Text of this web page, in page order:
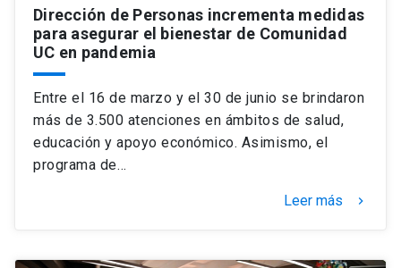
Dirección de Personas incrementa medidas
para asegurar el bienestar de Comunidad
UC en pandemia
Entre el 16 de marzo y el 30 de junio se brindaron
más de 3.500 atenciones en ámbitos de salud,
educación y apoyo económico. Asimismo, el
programa de…
Leer más keyboard_arrow_right